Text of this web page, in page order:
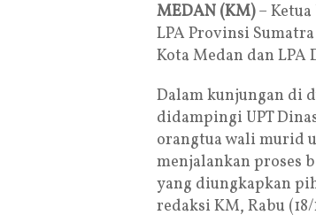
MEDAN (KM)–
LPA Provinsi
Kota Medan dan LPA
Dalam kunjungan di
didampingi UPT
orangtua wali murid
menjalankan proses
yang diungkapkan
redaksi KM, Rabu